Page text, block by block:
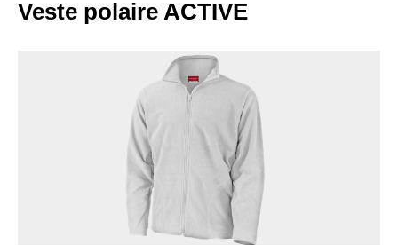
Veste polaire ACTIVE
Ignorer la galerie d'images